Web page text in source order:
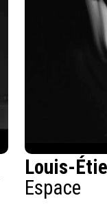
Louis-
Espace